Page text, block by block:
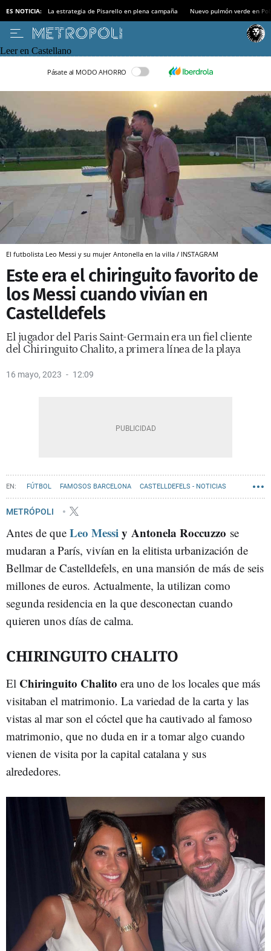
ES NOTICIA: La estrategia de Pisarello en plena campaña Nuevo pulmón verde en
Leer en Castellano
Pásate al MODO AHORRO
El futbolista Leo Messi y su mujer Antonella en la villa / INSTAGRAM
Este era el chiringuito favorito de
los Messi cuando vivían en
Castelldefels
El jugador del Paris Saint-Germain era un fiel cliente
del Chiringuito Chalito, a primera línea de la playa
16 mayo, 2023 12:09
FÚTBOL FAMOSOS BARCELONA CASTELLDEFELS - NOTICIAS
METRÓPOLI
Antes de que Leo Messiy Antonela Roccuzzo se
mudaran a París, vivían en la elitista urbanización de
Bellmar de Castelldefels, en una mansión de más de seis
millones de euros. Actualmente, la utilizan como
segunda residencia en la que desconectan cuando
quieren unos días de calma.
CHIRINGUITO CHALITO
El Chiringuito Chalito era uno de los locales que más
visitaban el matrimonio. La variedad de la carta y las
vistas al mar son el cóctel que ha cautivado al famoso
matrimonio, que no duda en ir a tomar algo cuando
vienen de visita por la capital catalana y sus
alrededores.